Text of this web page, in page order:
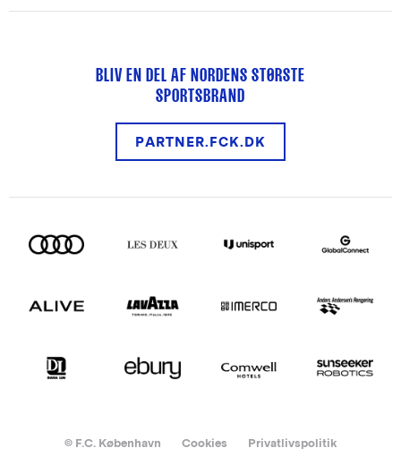
BLIV EN DEL AF NORDENS STØRSTE
SPORTSBRAND
PARTNER.FCK.DK
© F.C. København Cookies Privatlivspolitik